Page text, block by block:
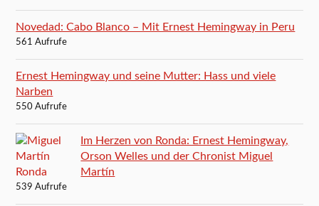
Novedad: Cabo Blanco – Mit Ernest Hemingway in Peru
561 Aufrufe
Ernest Hemingway und seine Mutter: Hass und viele
Narben
550 Aufrufe
Im Herzen von Ronda: Ernest Hemingway,
Orson Welles und der Chronist Miguel
Martín
539 Aufrufe